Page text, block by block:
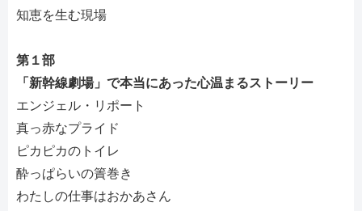
知恵を生む現場
第１部
「新幹線劇場」で本当にあった心温まるストーリー
エンジェル・リポート
真っ赤なプライド
ピカピカのトイレ
酔っぱらいの簀巻き
わたしの仕事はおかあさん